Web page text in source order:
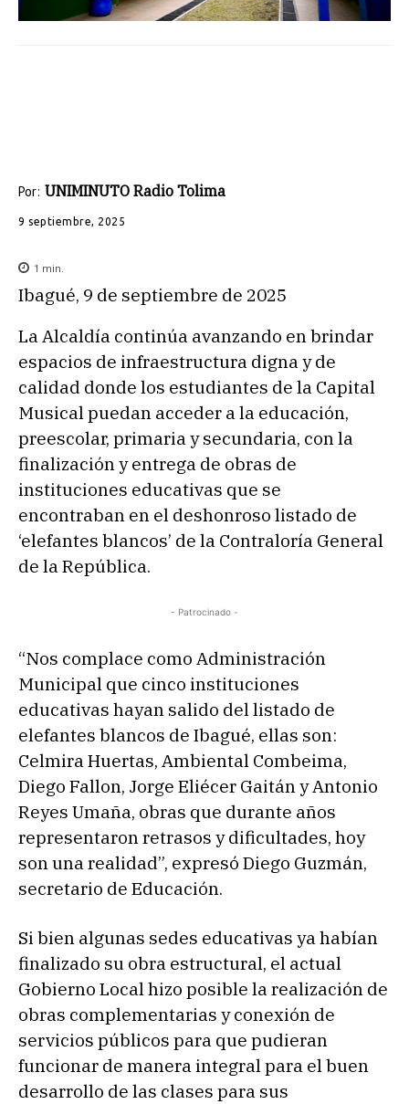
Por: UNIMINUTO Radio Tolima
9 septiembre, 2025
1 min.
Ibagué, 9 de septiembre de 2025
La Alcaldía continúa avanzando en brindar
espacios de infraestructura digna y de
calidad donde los estudiantes de la Capital
Musical puedan acceder a la educación,
preescolar, primaria y secundaria, con la
finalización y entrega de obras de
instituciones educativas que se
encontraban en el deshonroso listado de
‘elefantes blancos’ de la Contraloría General
de la República.
- Patrocinado -
“Nos complace como Administración
Municipal que cinco instituciones
educativas hayan salido del listado de
elefantes blancos de Ibagué, ellas son:
Celmira Huertas, Ambiental Combeima,
Diego Fallon, Jorge Eliécer Gaitán y Antonio
Reyes Umaña, obras que durante años
representaron retrasos y dificultades, hoy
son una realidad”, expresó Diego Guzmán,
secretario de Educación.
Si bien algunas sedes educativas ya habían
finalizado su obra estructural, el actual
Gobierno Local hizo posible la realización de
obras complementarias y conexión de
servicios públicos para que pudieran
funcionar de manera integral para el buen
desarrollo de las clases para sus